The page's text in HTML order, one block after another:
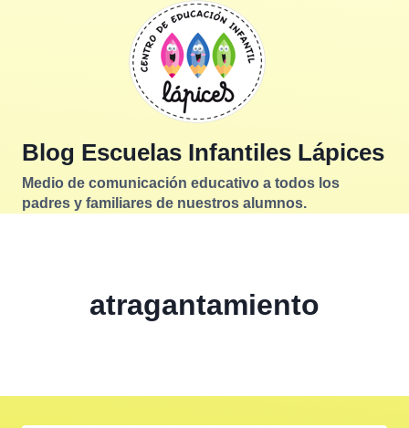
Blog Escuelas Infantiles Lápices
Medio de comunicación educativo a todos los
padres y familiares de nuestros alumnos.
atragantamiento